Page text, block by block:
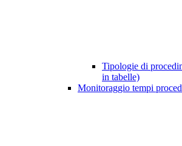
Tipologie di
in tabelle)
Monitoraggio tempi